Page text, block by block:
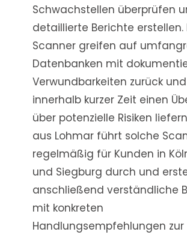
Schwachstellen überprüfen
detaillierte Berichte erstellen.
Scanner greifen auf
Datenbanken mit
Verwundbarkeiten zurück
innerhalb kurzer Zeit einen
über potenzielle Risiken
aus Lohmar führt solche
regelmäßig für Kunden in
und Siegburg durch und
anschließend verständliche
mit konkreten
Handlungsempfehlungen zur